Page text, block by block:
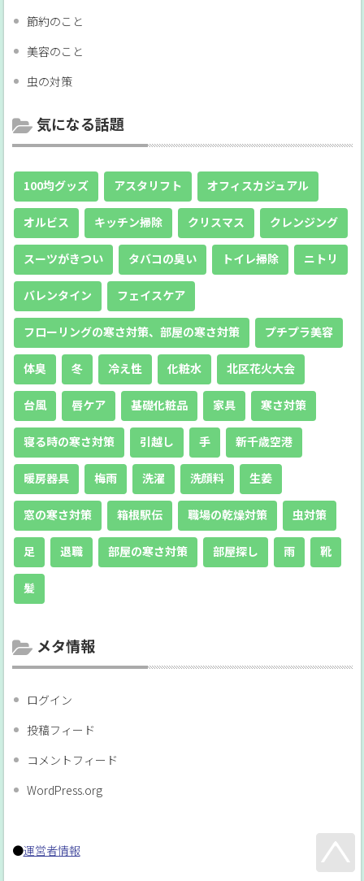
節約のこと
美容のこと
虫の対策
気になる話題
100均グッズ アスタリフト オフィスカジュアル
オルビス キッチン掃除 クリスマス クレンジング
スーツがきつい タバコの臭い トイレ掃除 ニトリ
バレンタイン フェイスケア
フローリングの寒さ対策、部屋の寒さ対策 プチプラ美容
体臭 冬 冷え性 化粧水 北区花火大会
台風 唇ケア 基礎化粧品 家具 寒さ対策
寝る時の寒さ対策 引越し 手 新千歳空港
暖房器具 梅雨 洗濯 洗顔料 生姜
窓の寒さ対策 箱根駅伝 職場の乾燥対策 虫対策
足 退職 部屋の寒さ対策 部屋探し 雨 靴
髪
メタ情報
ログイン
投稿フィード
コメントフィード
WordPress.org
●運営者情報